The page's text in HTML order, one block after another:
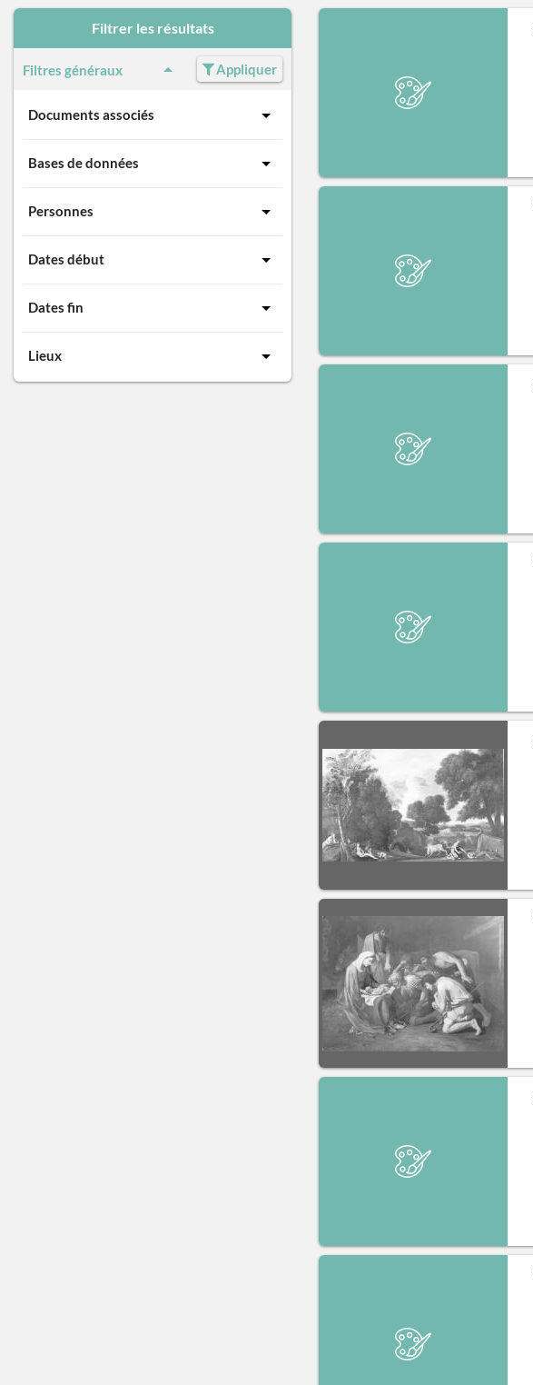
Filtrer les résultats
Filtres généraux Appliquer
Documents associés
Bases de données
Personnes
Dates début
Dates fin
Lieux